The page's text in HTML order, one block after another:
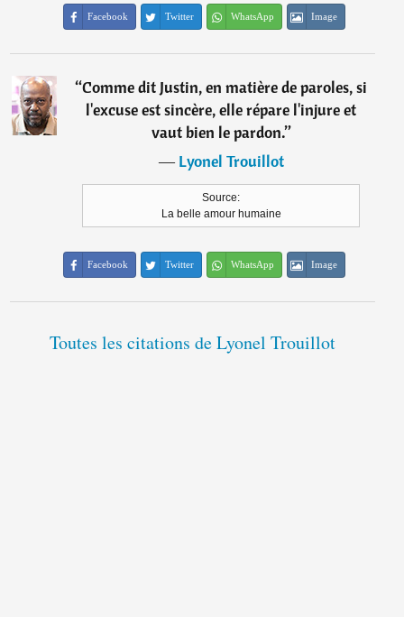
Facebook Twitter WhatsApp Image
“Comme dit Justin, en matière de paroles, si
l'excuse est sincère, elle répare l'injure et
vaut bien le pardon.”
―Lyonel Trouillot
Source:
La belle amour humaine
Facebook Twitter WhatsApp Image
Toutes les citations de Lyonel Trouillot